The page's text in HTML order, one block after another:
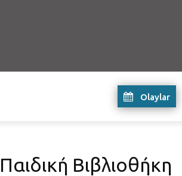
Olaylar
Βιβλιοθήκη